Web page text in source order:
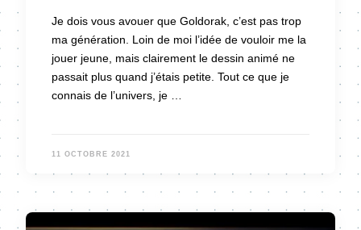
Je dois vous avouer que Goldorak, c’est pas trop
ma génération. Loin de moi l’idée de vouloir me la
jouer jeune, mais clairement le dessin animé ne
passait plus quand j’étais petite. Tout ce que je
connais de l’univers, je …
11 OCTOBRE 2021